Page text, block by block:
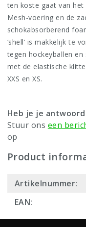
ten koste gaat van
Mesh-voering en de
schokabsorberend
‘shell’ is makkelijk te
tegen hockeyballen
met de elastische
XXS en XS.
Heb je je
Stuur ons een
op
Product
Artikelnummer:
EAN: